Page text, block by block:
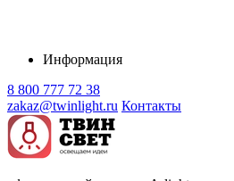
Информация
8 800 777 72 38
zakaz@twinlight.ru Контакты